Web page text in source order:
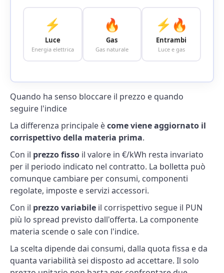
⚡
Luce
Energia elettrica
🔥
Gas
Gas naturale
⚡🔥
Entrambi
Luce e gas
Quando ha senso bloccare il prezzo e quando
seguire l'indice
La differenza principale ècome viene aggiornato il
corrispettivo della materia prima.
Con il prezzo fisso il valore in €/kWh resta invariato
per il periodo indicato nel contratto. La bolletta può
comunque cambiare per consumi, componenti
regolate, imposte e servizi accessori.
Con il prezzo variabile il corrispettivo segue il PUN
più lo spread previsto dall'offerta. La componente
materia scende o sale con l'indice.
La scelta dipende dai consumi, dalla quota fissa e da
quanta variabilità sei disposto ad accettare. Il solo